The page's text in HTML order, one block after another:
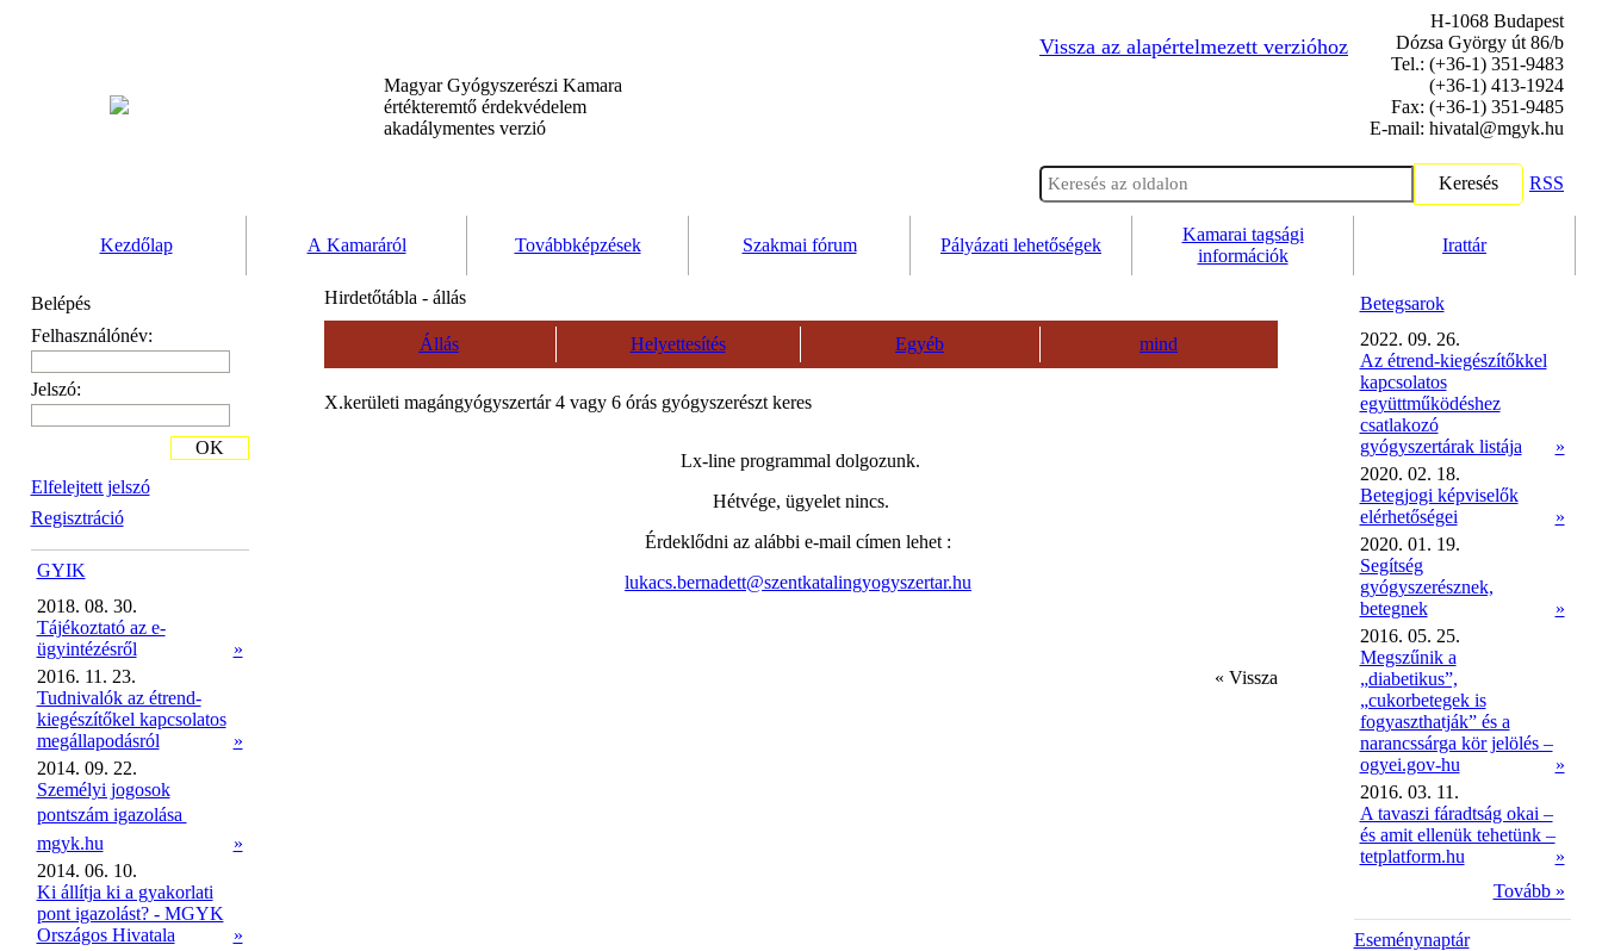
Magyar Gyógyszerészi Kamara
értékteremtő érdekvédelem
akadálymentes verzió
Vissza az alapértelmezett verzióhoz
H-1068 Budapest
Dózsa György út 86/b
Tel.: (+36-1) 351-9483
(+36-1) 413-1924
Fax: (+36-1) 351-9485
E-mail: hivatal@mgyk.hu
Keresés RSS
Kezdőlap A Kamaráról Továbbképzések Szakmai fórum Pályázati lehetőségek
Kamarai tagsági
információk
Irattár
Belépés
Felhasználónév:
Jelszó:
Elfelejtett jelszó
Regisztráció
OK
GYIK
2018. 08. 30.
Tájékoztató az e-
ügyintézésről
»
2016. 11. 23.
Tudnivalók az étrend-
kiegészítőkel kapcsolatos
megállapodásról
»
2014. 09. 22.
Személyi jogosok
pontszám igazolása 
mgyk.hu
»
2014. 06. 10.
Ki állítja ki a gyakorlati
pont igazolást? - MGYK
Országos Hivatala
»
Hirdetőtábla - állás
Állás Helyettesítés Egyéb mind
X.kerületi magángyógyszertár 4 vagy 6 órás gyógyszerészt keres
Lx-line programmal dolgozunk.
Hétvége, ügyelet nincs.
Érdeklődni az alábbi e-mail címen lehet :
lukacs.bernadett@szentkatalingyogyszertar.hu
« Vissza
Betegsarok
2022. 09. 26.
Az étrend-kiegészítőkkel
kapcsolatos
együttműködéshez
csatlakozó
gyógyszertárak listája
»
2020. 02. 18.
Betegjogi képviselők
elérhetőségei
»
2020. 01. 19.
Segítség
gyógyszerésznek,
betegnek
»
2016. 05. 25.
Megszűnik a
„diabetikus”,
„cukorbetegek is
fogyaszthatják” és a
narancssárga kör jelölés –
ogyei.gov-hu
»
2016. 03. 11.
A tavaszi fáradtság okai –
és amit ellenük tehetünk –
tetplatform.hu
»
Tovább »
Eseménynaptár